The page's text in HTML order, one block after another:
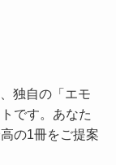
独自の「エモ
です。あなた
の1冊をご提案